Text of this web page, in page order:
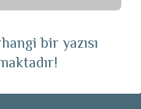
bir yazısı